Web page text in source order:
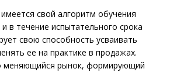
свой алгоритм обучения
в течение испыта­тельного срока
свою способность усва­ивать
ее на практике в продажах.
меняющийся рынок, формирующий